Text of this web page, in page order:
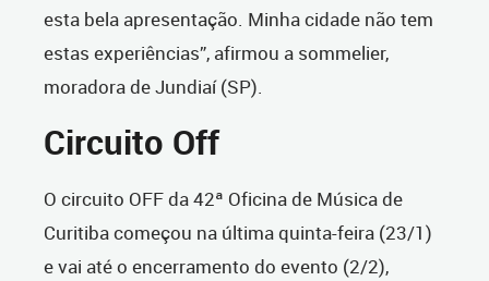
esta bela apresentação. Minha cidade não tem
estas experiências”, afirmou a sommelier,
moradora de Jundiaí (SP).
Circuito Off
O circuito OFF da 42ª Oficina de Música de
Curitiba começou na última quinta-feira (23/1)
e vai até o encerramento do evento (2/2),